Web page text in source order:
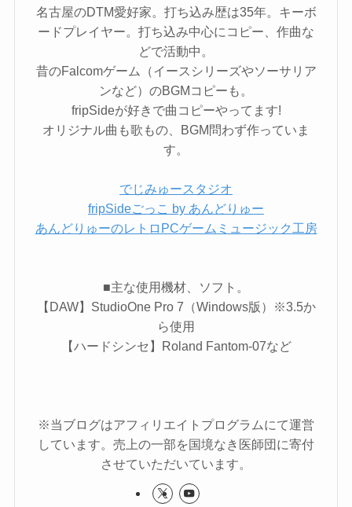
名古屋のDTM愛好家。打ち込み歴は35年。キーボ
ードプレイヤー。打ち込み中心にコピー、作曲な
どで活動中。
昔のFalcomゲーム（イースシリーズやソーサリア
ンなど）のBGMコピーも。
fripSideが好きで曲コピーやってます!
オリジナル曲も歌もの、BGM問わず作っていま
す。
でじみゅースタジオ
fripSideごっこ by あんどりゅー
あんどりゅーのレトロPCゲームミュージック工房
■主な使用機材、ソフト。
【DAW】StudioOne Pro 7（Windows版）※3.5か
ら使用
【ハードシンセ】Roland Fantom-07など
※当ブログはアフィリエイトプログラムにて運営
しています。売上の一部を国境なき医師団に寄付
させていただいています。